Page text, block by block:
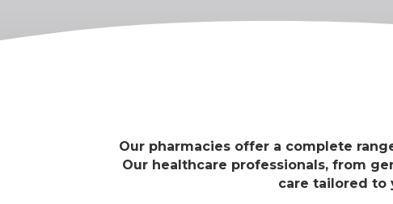
Our pharmacies offer a complete
Our healthcare professionals, from
care tailored to